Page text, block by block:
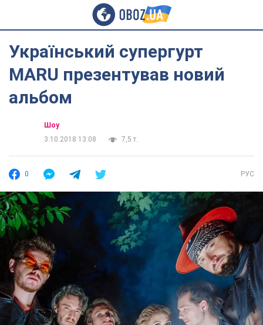
Український супергурт
MARU презентував новий
альбом
Шоу
3.10.2018 13:08
7,5 т.
0 РУС